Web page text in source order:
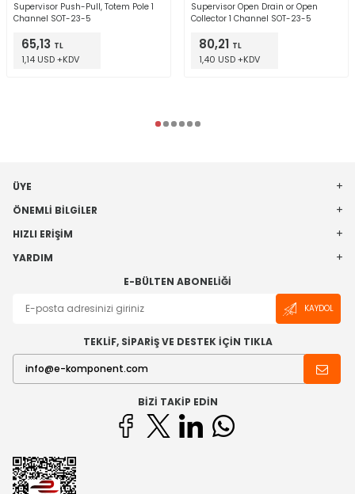
Supervisor Push-Pull, Totem Pole 1
Channel SOT-23-5
65,13 TL
1,14 USD +KDV
Supervisor Open Drain or Open
Collector 1 Channel SOT-23-5
80,21 TL
1,40 USD +KDV
ÜYE
ÖNEMLI BILGILER
HIZLI ERIŞIM
YARDIM
E-BÜLTEN ABONELIĞI
KAYDOL
TEKLİF, SİPARİŞ VE DESTEK İÇİN TIKLA
BIZI TAKIP EDIN